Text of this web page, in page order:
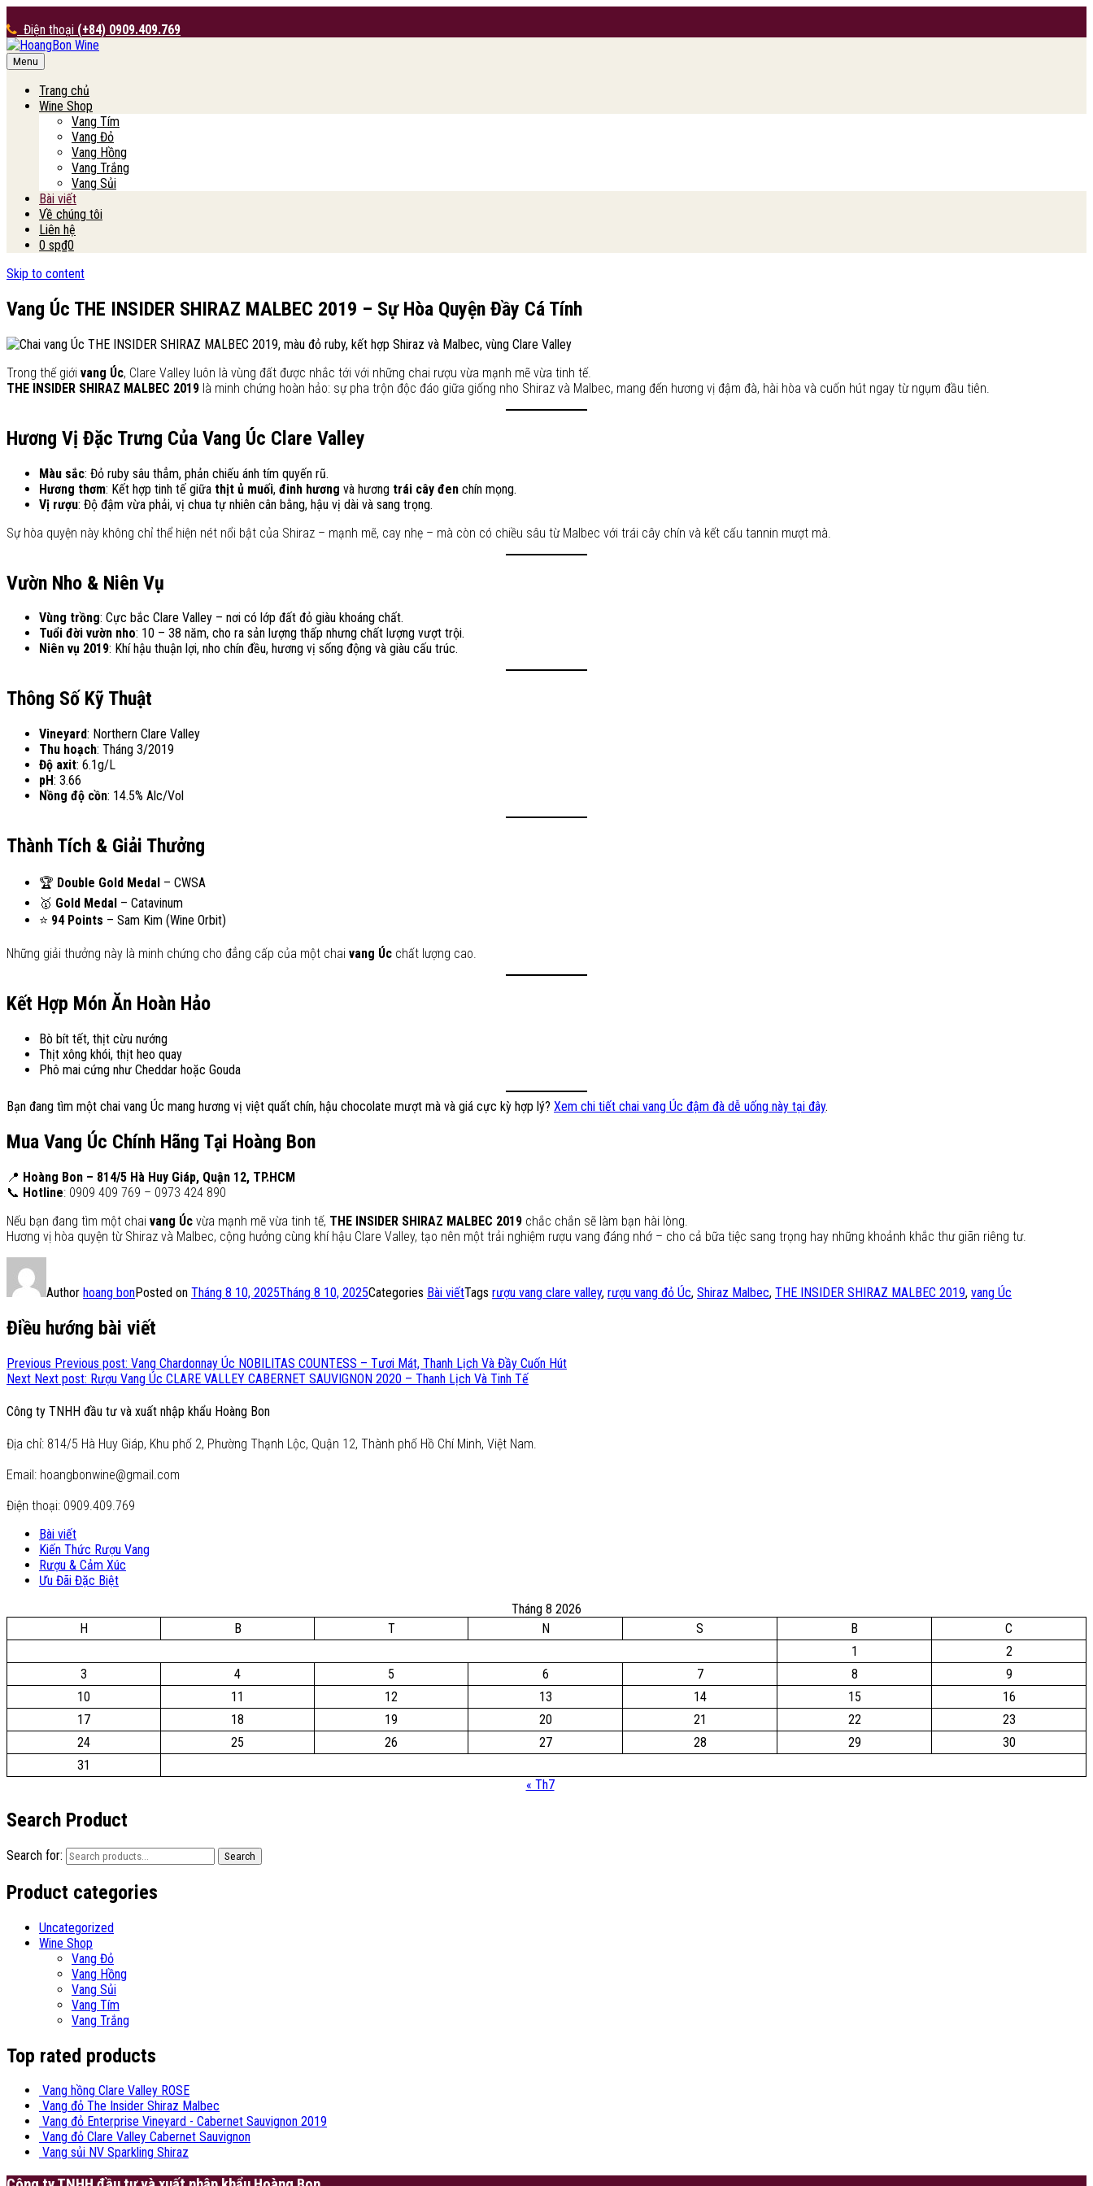
Điện thoại (+84) 0909.409.769
HoangBon Wine
Menu
Trang chủ
Wine Shop
Vang Tím
Vang Đỏ
Vang Hồng
Vang Trắng
Vang Sủi
Bài viết
Về chúng tôi
Liên hệ
0 sp₫0
Skip to content
Vang Úc THE INSIDER SHIRAZ MALBEC 2019 – Sự Hòa Quyện Đầy Cá Tính
Trong thế giới vang Úc, Clare Valley luôn là vùng đất được nhắc tới với những chai rượu vừa mạnh mẽ vừa tinh tế.
THE INSIDER SHIRAZ MALBEC 2019 là minh chứng hoàn hảo: sự pha trộn độc đáo giữa giống nho Shiraz và Malbec, mang đến hương vị đậm đà, hài hòa và cuốn hút ngay từ ngụm đầu tiên.
Hương Vị Đặc Trưng Của Vang Úc Clare Valley
Màu sắc: Đỏ ruby sâu thẳm, phản chiếu ánh tím quyến rũ.
Hương thơm: Kết hợp tinh tế giữa thịt ủ muối, đinh hương và hương trái cây đen chín mọng.
Vị rượu: Độ đậm vừa phải, vị chua tự nhiên cân bằng, hậu vị dài và sang trọng.
Sự hòa quyện này không chỉ thể hiện nét nổi bật của Shiraz – mạnh mẽ, cay nhẹ – mà còn có chiều sâu từ Malbec với trái cây chín và kết cấu tannin mượt mà.
Vườn Nho & Niên Vụ
Vùng trồng: Cực bắc Clare Valley – nơi có lớp đất đỏ giàu khoáng chất.
Tuổi đời vườn nho: 10 – 38 năm, cho ra sản lượng thấp nhưng chất lượng vượt trội.
Niên vụ 2019: Khí hậu thuận lợi, nho chín đều, hương vị sống động và giàu cấu trúc.
Thông Số Kỹ Thuật
Vineyard: Northern Clare Valley
Thu hoạch: Tháng 3/2019
Độ axit: 6.1g/L
pH: 3.66
Nồng độ cồn: 14.5% Alc/Vol
Thành Tích & Giải Thưởng
🏆 Double Gold Medal – CWSA
🥇 Gold Medal – Catavinum
⭐ 94 Points – Sam Kim (Wine Orbit)
Những giải thưởng này là minh chứng cho đẳng cấp của một chai vang Úc chất lượng cao.
Kết Hợp Món Ăn Hoàn Hảo
Bò bít tết, thịt cừu nướng
Thịt xông khói, thịt heo quay
Phô mai cứng như Cheddar hoặc Gouda
Bạn đang tìm một chai vang Úc mang hương vị việt quất chín, hậu chocolate mượt mà và giá cực kỳ hợp lý? Xem chi tiết chai vang Úc đậm đà dễ uống này tại đây.
Mua Vang Úc Chính Hãng Tại Hoàng Bon
📍 Hoàng Bon – 814/5 Hà Huy Giáp, Quận 12, TP.HCM
📞 Hotline: 0909 409 769 – 0973 424 890
Nếu bạn đang tìm một chai vang Úc vừa mạnh mẽ vừa tinh tế, THE INSIDER SHIRAZ MALBEC 2019 chắc chắn sẽ làm bạn hài lòng.
Hương vị hòa quyện từ Shiraz và Malbec, cộng hưởng cùng khí hậu Clare Valley, tạo nên một trải nghiệm rượu vang đáng nhớ – cho cả bữa tiệc sang trọng hay những khoảnh khắc thư giãn riêng tư.
Author hoang bonPosted on Tháng 8 10, 2025Tháng 8 10, 2025Categories Bài viếtTags rượu vang clare valley, rượu vang đỏ Úc, Shiraz Malbec, THE INSIDER SHIRAZ MALBEC 2019, vang Úc
Điều hướng bài viết
Previous Previous post: Vang Chardonnay Úc NOBILITAS COUNTESS – Tươi Mát, Thanh Lịch Và Đầy Cuốn Hút
Next Next post: Rượu Vang Úc CLARE VALLEY CABERNET SAUVIGNON 2020 – Thanh Lịch Và Tinh Tế
Công ty TNHH đầu tư và xuất nhập khẩu Hoàng Bon
Địa chỉ: 814/5 Hà Huy Giáp, Khu phố 2, Phường Thạnh Lộc, Quận 12, Thành phố Hồ Chí Minh, Việt Nam.
Email: hoangbonwine@gmail.com
Điện thoại: 0909.409.769
Bài viết
Kiến Thức Rượu Vang
Rượu & Cảm Xúc
Ưu Đãi Đặc Biệt
Tháng 8 2026
H
B T N S B
C
1
2
3
4 5 6 7 8
9
10
11 12 13 14 15
16
17
18 19 20 21 22
23
24
25 26 27 28 29
30
31
« Th7
Search Product
Search for: Search
Product categories
Uncategorized
Wine Shop
Vang Đỏ
Vang Hồng
Vang Sủi
Vang Tím
Vang Trắng
Top rated products
Vang hồng Clare Valley ROSE
Vang đỏ The Insider Shiraz Malbec
Vang đỏ Enterprise Vineyard - Cabernet Sauvignon 2019
Vang đỏ Clare Valley Cabernet Sauvignon
Vang sủi NV Sparkling Shiraz